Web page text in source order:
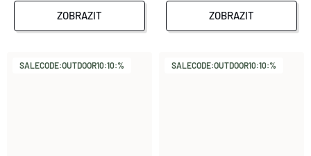
ZOBRAZIT ZOBRAZIT
SALECODE:OUTDOOR10:10:% SALECODE:OUTDOOR10:10:%